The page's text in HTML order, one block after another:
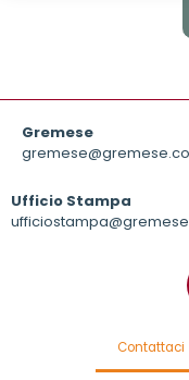
Gremese
Ufficio Stampa
Contattaci